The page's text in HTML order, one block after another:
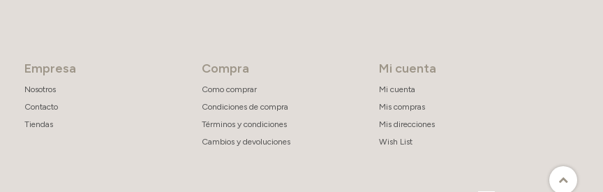
Empresa
Nosotros
Contacto
Tiendas
Compra
Como comprar
Condiciones de compra
Términos y condiciones
Cambios y devoluciones
Mi cuenta
Mi cuenta
Mis compras
Mis direcciones
Wish List